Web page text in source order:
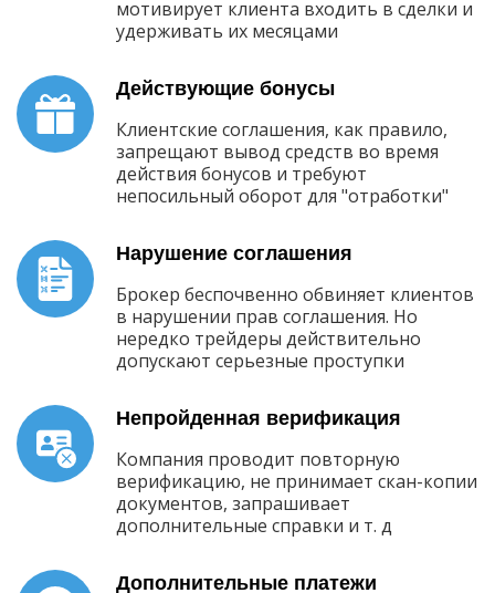
мотивирует клиента входить в сделки и
удерживать их месяцами
Действующие бонусы
Клиентские соглашения, как правило,
запрещают вывод средств во время
действия бонусов и требуют
непосильный оборот для "отработки"
Нарушение соглашения
Брокер беспочвенно обвиняет клиентов
в нарушении прав соглашения. Но
нередко трейдеры действительно
допускают серьезные проступки
Непройденная верификация
Компания проводит повторную
верификацию, не принимает скан-копии
документов, запрашивает
дополнительные справки и т. д
Дополнительные платежи